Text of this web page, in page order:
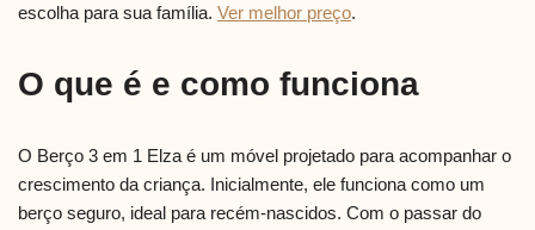
escolha para sua família. Ver melhor preço.
O que é e como funciona
O Berço 3 em 1 Elza é um móvel projetado para acompanhar o
crescimento da criança. Inicialmente, ele funciona como um
berço seguro, ideal para recém-nascidos. Com o passar do